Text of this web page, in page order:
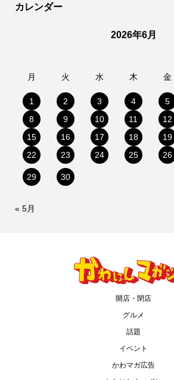
カレンダー
2026年6月
月 火 水 木 金
1 2 3 4 5
8
9 10 11 12
15
16 17 18 19
22
23 24 25 26
29 30
« 5月
開店・閉店
グルメ
話題
イベント
かわマガ広告